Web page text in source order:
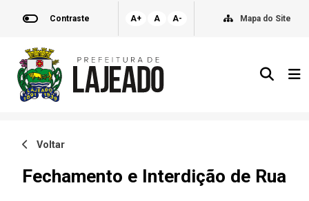
Contraste A+ A A- Mapa do Site
Voltar
Fechamento e Interdição de Rua